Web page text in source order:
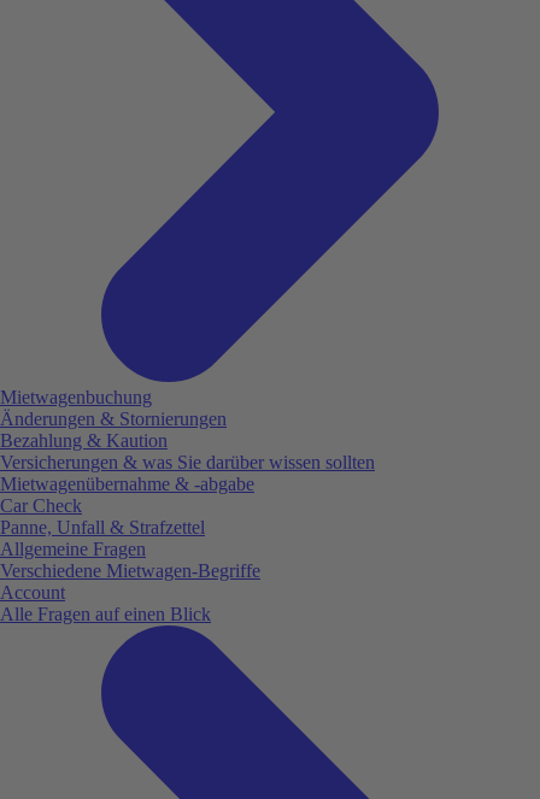
Mietwagenbuchung
Änderungen & Stornierungen
Bezahlung & Kaution
Versicherungen & was Sie darüber wissen sollten
Mietwagenübernahme & -abgabe
Car Check
Panne, Unfall & Strafzettel
Allgemeine Fragen
Verschiedene Mietwagen-Begriffe
Account
Alle Fragen auf einen Blick